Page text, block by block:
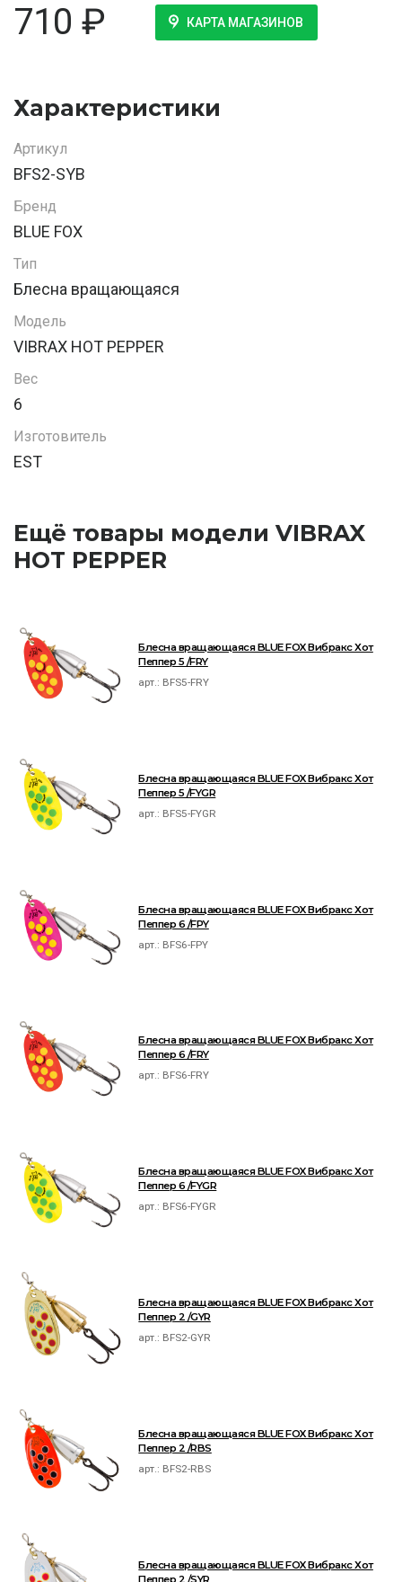
710 ₽ КАРТА МАГАЗИНОВ
Характеристики
Артикул
BFS2-SYB
Бренд
BLUE FOX
Тип
Блесна вращающаяся
Модель
VIBRAX HOT PEPPER
Вес
6
Изготовитель
EST
Ещё товары модели VIBRAX
HOT PEPPER
Блесна вращающаяся BLUE FOX Вибракс Хот
Пеппер 5 /FRY
арт.: BFS5-FRY
Блесна вращающаяся BLUE FOX Вибракс Хот
Пеппер 5 /FYGR
арт.: BFS5-FYGR
Блесна вращающаяся BLUE FOX Вибракс Хот
Пеппер 6 /FPY
арт.: BFS6-FPY
Блесна вращающаяся BLUE FOX Вибракс Хот
Пеппер 6 /FRY
арт.: BFS6-FRY
Блесна вращающаяся BLUE FOX Вибракс Хот
Пеппер 6 /FYGR
арт.: BFS6-FYGR
Блесна вращающаяся BLUE FOX Вибракс Хот
Пеппер 2 /GYR
арт.: BFS2-GYR
Блесна вращающаяся BLUE FOX Вибракс Хот
Пеппер 2 /RBS
арт.: BFS2-RBS
Блесна вращающаяся BLUE FOX Вибракс Хот
Пеппер 2 /SYR